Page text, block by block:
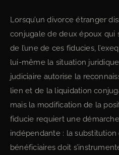
Lorsqu’un divorce étranger
conjugale de deux époux qui
de l’une de ces fiducies,
lui-même la situation
judiciaire autorise la
lien et de la liquidation
mais la modification de la
fiducie requiert une
indépendante : la
bénéficiaires doit